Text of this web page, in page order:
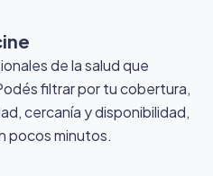
de la salud que
filtrar por tu cobertura,
cercanía y disponibilidad,
pocos minutos.